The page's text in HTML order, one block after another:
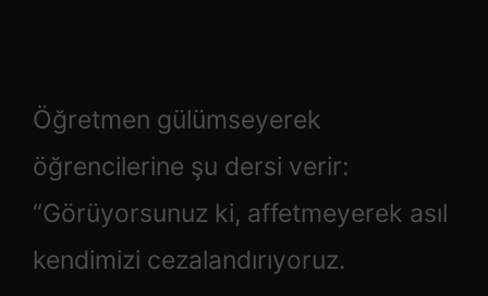
Öğretmen gülümseyerek
öğrencilerine şu dersi verir:
“Görüyorsunuz ki, affetmeyerek asıl
kendimizi cezalandırıyoruz.